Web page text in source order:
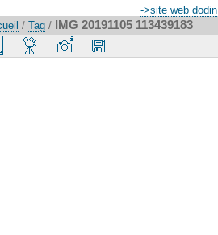
->site web dodin
/ Tag / IMG 20191105 113439183